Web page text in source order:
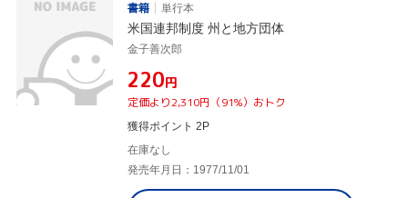
書籍
単行本
米国連邦制度 州と地方団体
金子善次郎
¥220円
定価より2,310円（91%）おトク
獲得ポイント 2P
在庫なし
発売年月日：1977/11/01